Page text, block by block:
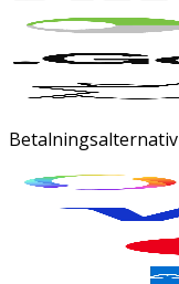
Betalningsalternativ